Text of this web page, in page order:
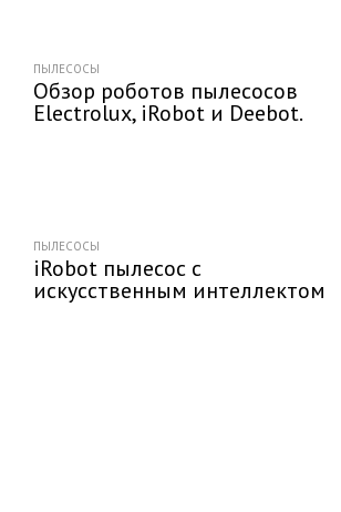
ПЫЛЕСОСЫ
Обзор роботов пылесосов
Electrolux, iRobot и Deebot.
ПЫЛЕСОСЫ
iRobot пылесос с
искусственным интеллектом